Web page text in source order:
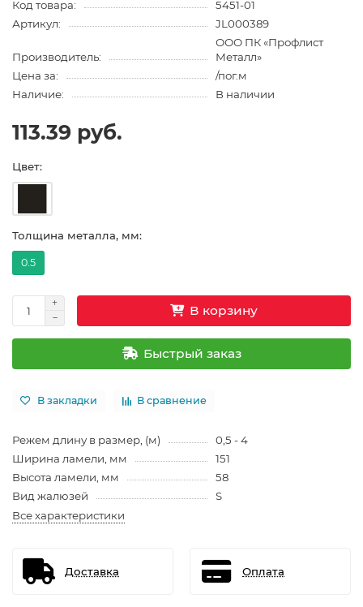
Код товара:
5451-01
Артикул:
JL000389
Производитель:
ООО ПК «Профлист
Металл»
Цена за:
/пог.м
Наличие:
В наличии
113.39 руб.
Цвет:
Толщина металла, мм:
0.5
В корзину
Быстрый заказ
В закладки В сравнение
Режем длину в размер, (м)
0,5 - 4
Ширина ламели, мм
151
Высота ламели, мм
58
Вид жалюзей
S
Все характеристики
Доставка Оплата